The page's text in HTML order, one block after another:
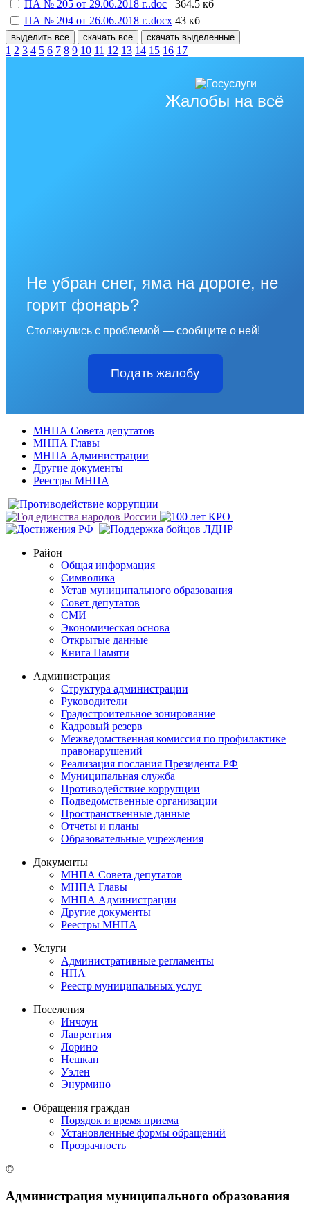
ПА № 205 от 29.06.2018 г..doc
364.5 кб
ПА № 204 от 26.06.2018 г..docx 43 кб
выделить все скачать все скачать выделенные
1 2 3 4 5 6 7 8 9 10 11 12 13 14 15 16 17
Жалобы на всё
Не убран снег, яма на дороге, не
горит фонарь?
Столкнулись с проблемой — сообщите о ней!
Подать жалобу
МНПА Совета депутатов
МНПА Главы
МНПА Администрации
Другие документы
Реестры МНПА
Район
Общая информация
Символика
Устав муниципального образования
Совет депутатов
СМИ
Экономическая основа
Открытые данные
Книга Памяти
Администрация
Структура администрации
Руководители
Градостроительное зонирование
Кадровый резерв
Межведомственная комиссия по профилактике
правонарушений
Реализация послания Президента РФ
Муниципальная служба
Противодействие коррупции
Подведомственные организации
Пространственные данные
Отчеты и планы
Образовательные учреждения
Документы
МНПА Совета депутатов
МНПА Главы
МНПА Администрации
Другие документы
Реестры МНПА
Услуги
Административные регламенты
НПА
Реестр муниципальных услуг
Поселения
Инчоун
Лаврентия
Лорино
Нешкан
Уэлен
Энурмино
Обращения граждан
Порядок и время приема
Установленные формы обращений
Прозрачность
©
Администрация муниципального образования